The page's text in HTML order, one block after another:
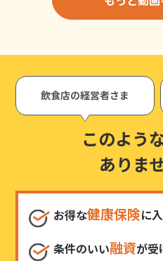
飲食店の経営者さま
このよう
ありま
お得な健康保険に
条件のいい融資が受